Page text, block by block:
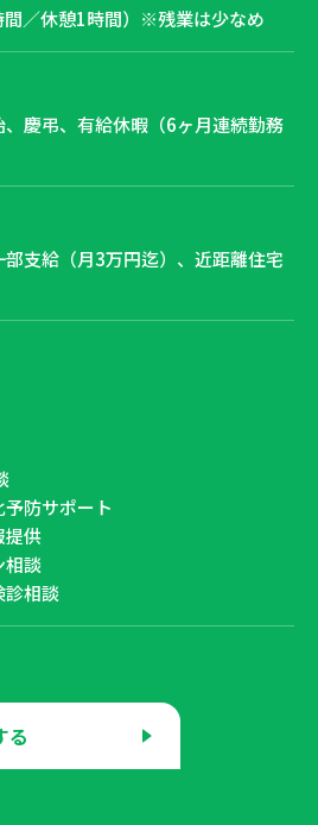
／休憩1時間）※残業は少なめ
慶弔、有給休暇（6ヶ月連続勤務
支給（月3万円迄）、近距離住宅
防サポート
提供
相談
相談
る